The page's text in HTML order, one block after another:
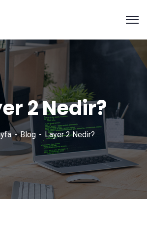
2 Nedir?
Blog Layer 2 Nedir?